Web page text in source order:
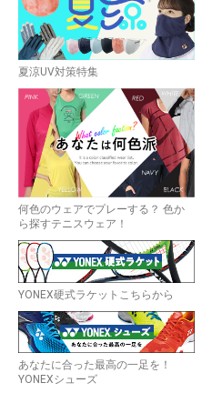
夏涼UV対策特集
何色のウェアでプレーする？ 色か
ら探すテニスウェア！
YONEX硬式ラケットこちらから
あなたに合った最高の一足を！
YONEXシューズ